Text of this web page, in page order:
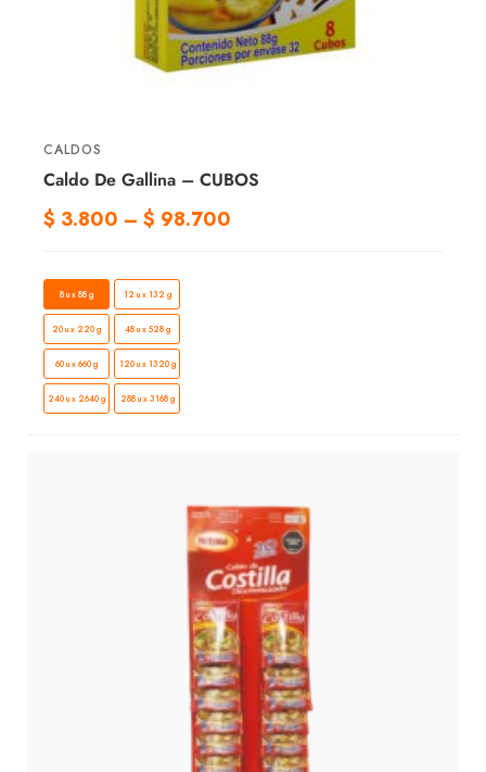
CALDOS
Caldo De Gallina – CUBOS
$ 3.800 – $ 98.700
8 u x 88 g 12 u x 132 g
20 u x 220 g 48 u x 528 g
60 u x 660 g 120 u x 1320 g
240 u x 2640 g 288 u x 3168 g